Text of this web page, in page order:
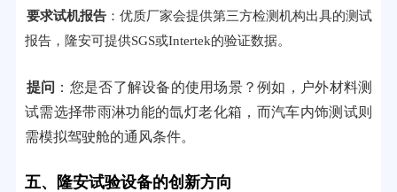
要求试机报告：优质厂家会提供第三方检测机构出具的测试
报告，隆安可提供SGS或Intertek的验证数据。
提问 ：您是否了解设备的使用场景？例如，户外材料测
试需选择带雨淋功能的氙灯老化箱，而汽车内饰测试则
需模拟驾驶舱的通风条件。
五、隆安试验设备的创新方向